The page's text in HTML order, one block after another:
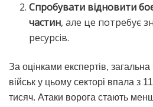
Спробувати відновити
частин, але це потребує
ресурсів.
За оцінками експертів, загальна
військ у цьому секторі впала з
тисяч. Атаки ворога стають